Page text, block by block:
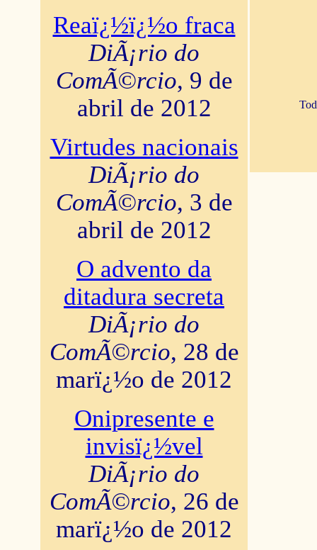
Reaï¿½ï¿½o fraca
DiÃ¡rio do
ComÃ©rcio, 9 de
abril de 2012
Virtudes nacionais
DiÃ¡rio do
ComÃ©rcio, 3 de
abril de 2012
O advento da
ditadura secreta
DiÃ¡rio do
ComÃ©rcio, 28 de
marï¿½o de 2012
Onipresente e
invisï¿½vel
DiÃ¡rio do
ComÃ©rcio, 26 de
marï¿½o de 2012